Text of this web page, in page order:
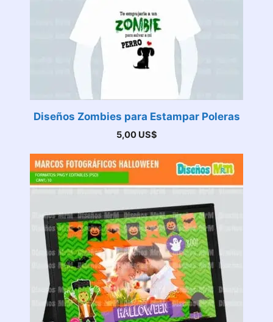
Diseños Zombies para Estampar Poleras
5,00 US$